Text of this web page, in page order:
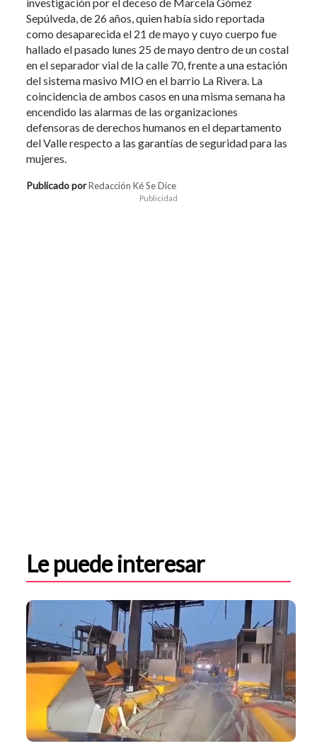
Sepúlveda, de 26 años, quien había sido reportada
como desaparecida el 21 de mayo y cuyo cuerpo fue
hallado el pasado lunes 25 de mayo dentro de un costal
en el separador vial de la calle 70, frente a una estación
del sistema masivo MIO en el barrio La Rivera. La
coincidencia de ambos casos en una misma semana ha
encendido las alarmas de las organizaciones
defensoras de derechos humanos en el departamento
del Valle respecto a las garantías de seguridad para las
mujeres.
Publicado porRedacción Ké Se Dice
Publicidad
Le puede interesar